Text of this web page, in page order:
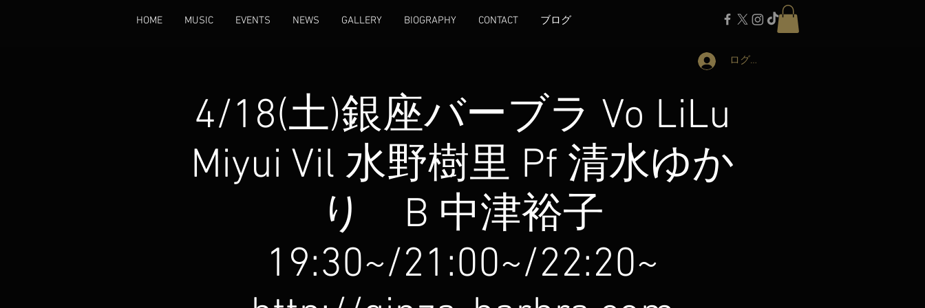
HOME MUSIC EVENTS NEWS GALLERY BIOGRAPHY CONTACT ブログ
ログイン
4/18(土)銀座バーブラ Vo LiLu
Miyui Vil 水野樹里 Pf 清水ゆか
り B 中津裕子
19:30~/21:00~/22:20~